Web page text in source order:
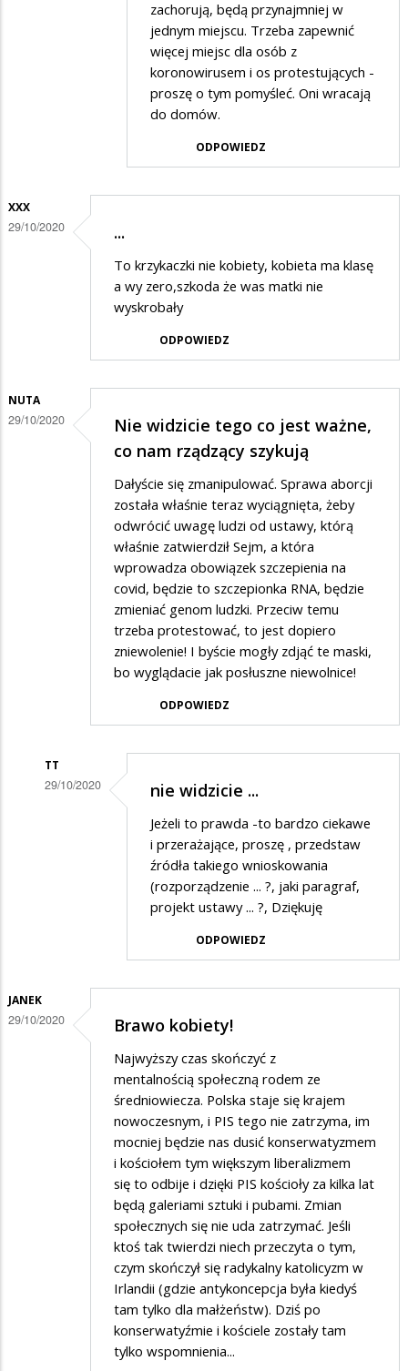
zachorują, będą przynajmniej w
jednym miejscu. Trzeba zapewnić
więcej miejsc dla osób z
koronowirusem i os protestujących -
proszę o tym pomyśleć. Oni wracają
do domów.
ODPOWIEDZ
XXX
29/10/2020 ...
To krzykaczki nie kobiety, kobieta ma klasę
a wy zero,szkoda że was matki nie
wyskrobały
ODPOWIEDZ
NUTA
29/10/2020
Nie widzicie tego co jest ważne,
co nam rządzący szykują
Dałyście się zmanipulować. Sprawa aborcji
została właśnie teraz wyciągnięta, żeby
odwrócić uwagę ludzi od ustawy, którą
właśnie zatwierdził Sejm, a która
wprowadza obowiązek szczepienia na
covid, będzie to szczepionka RNA, będzie
zmieniać genom ludzki. Przeciw temu
trzeba protestować, to jest dopiero
zniewolenie! I byście mogły zdjąć te maski,
bo wyglądacie jak posłuszne niewolnice!
ODPOWIEDZ
TT
29/10/2020
tego
nie widzicie ...
Jeżeli to prawda -to bardzo ciekawe
i przerażające, proszę , przedstaw
źródła takiego wnioskowania
(rozporządzenie ... ?, jaki paragraf,
projekt ustawy ... ?, Dziękuję
ODPOWIEDZ
JANEK
29/10/2020 Brawo kobiety!
Najwyższy czas skończyć z
mentalnością społeczną rodem ze
średniowiecza. Polska staje się krajem
nowoczesnym, i PIS tego nie zatrzyma, im
mocniej będzie nas dusić konserwatyzmem
i kościołem tym większym liberalizmem
się to odbije i dzięki PIS kościoły za kilka lat
będą galeriami sztuki i pubami. Zmian
społecznych się nie uda zatrzymać. Jeśli
ktoś tak twierdzi niech przeczyta o tym,
czym skończył się radykalny katolicyzm w
Irlandii (gdzie antykoncepcja była kiedyś
tam tylko dla małżeństw). Dziś po
konserwatyźmie i kościele zostały tam
tylko wspomnienia...